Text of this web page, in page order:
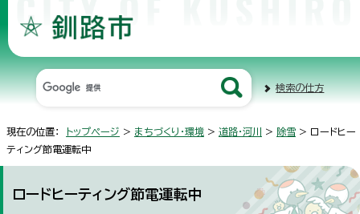
検索の仕方
現在の位置： トップページ > まちづくり・環境 > 道路・河川 > 除雪 > ロードヒー
ティング節電運転中
ロードヒーティング節電運転中